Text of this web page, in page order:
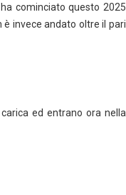
cominciato questo 2025
è invece andato oltre il pari
ed entrano ora nella